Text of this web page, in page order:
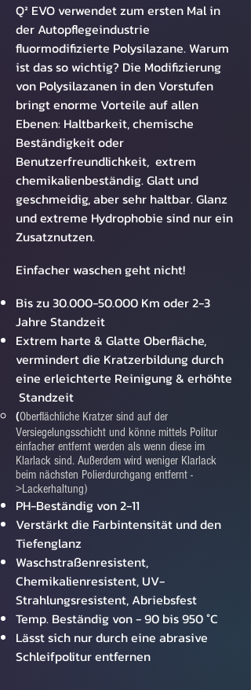
Q² EVO verwendet zum ersten Mal in
der Autopflegeindustrie
fluormodifizierte Polysilazane. Warum
ist das so wichtig? Die Modifizierung
von Polysilazanen in den Vorstufen
bringt enorme Vorteile auf allen
Ebenen: Haltbarkeit, chemische
Beständigkeit oder
Benutzerfreundlichkeit, extrem
chemikalienbeständig. Glatt und
geschmeidig, aber sehr haltbar. Glanz
und extreme Hydrophobie sind nur ein
Zusatznutzen.
Einfacher waschen geht nicht!
Bis zu30.000-50.000 Km oder 2-3
Jahre Standzeit
Extrem harte & Glatte Oberfläche,
vermindert die Kratzerbildung durch
eine erleichterte Reinigung & erhöhte
Standzeit
(Oberflächliche Kratzer sind auf der
Versiegelungsschicht und könne mittels Politur
einfacher entfernt werden als wenn diese im
Klarlack sind. Außerdem wird weniger Klarlack
beim nächsten Polierdurchgang entfernt -
>Lackerhaltung)
PH-Beständig von 2-11
Verstärkt die Farbintensität und den
Tiefenglanz
Waschstraßenresistent,
Chemikalienresistent, UV-
Strahlungsresistent, Abriebsfest
Temp. Beständig von - 90 bis 950 °C
Lässt sich nur durch eine abrasive
Schleifpolitur entfernen